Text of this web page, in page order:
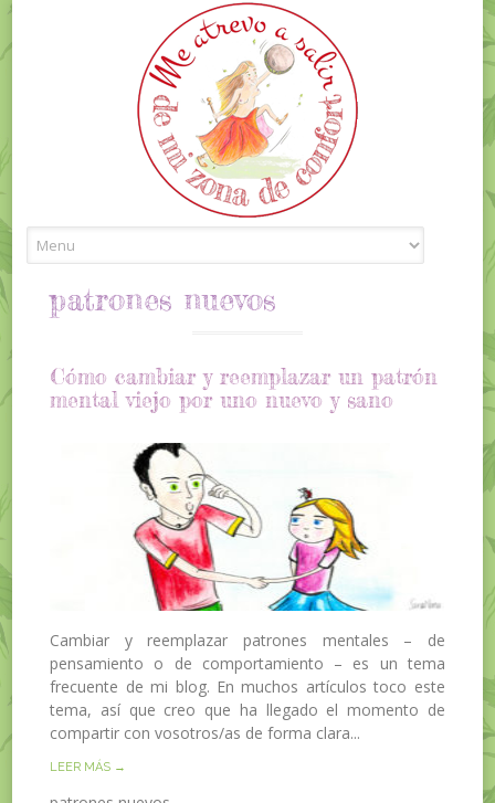
patrones nuevos
Cómo cambiar y reemplazar un patrón
mental viejo por uno nuevo y sano
Cambiar y reemplazar patrones mentales – de
pensamiento o de comportamiento – es un tema
frecuente de mi blog. En muchos artículos toco este
tema, así que creo que ha llegado el momento de
compartir con vosotros/as de forma clara...
LEER MÁS →